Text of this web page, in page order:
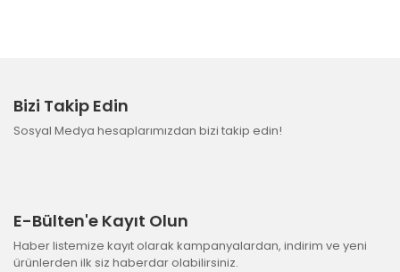
Bizi Takip Edin
Sosyal Medya hesaplarımızdan bizi takip edin!
E-Bülten'e Kayıt Olun
Haber listemize kayıt olarak kampanyalardan, indirim ve yeni
ürünlerden ilk siz haberdar olabilirsiniz.